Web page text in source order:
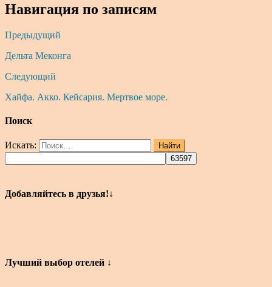
Навигация по записям
Предыдущий
Дельта Меконга
Следующий
Хайфа. Акко. Кейсария. Мертвое море.
Поиск
Искать: Найти
Добавляйтесь в друзья!↓
Лучший выбор отелей ↓